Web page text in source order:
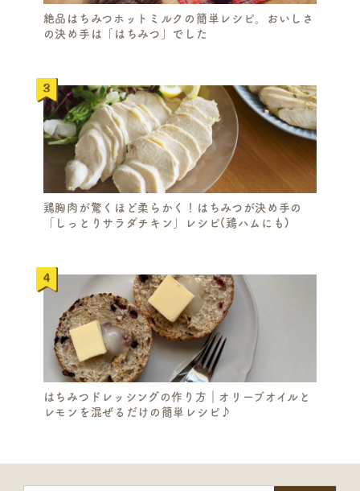
絶品はちみつホットミルクの簡単レシピ。おいしさ
の決め手は「はちみつ」でした
鶏胸肉が驚くほど柔らかく！はちみつが決め手の
「しっとりサラダチキン」レシピ(鶏ハムにも)
はちみつドレッシングの作り方｜オリーブオイルと
レモンを混ぜるだけの簡単レシピ♪